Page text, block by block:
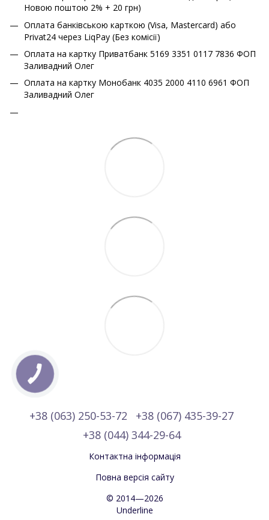
Новою поштою 2% + 20 грн)
Оплата банківською карткою (Visa, Mastercard) або
Privat24 через LiqPay (Без комісії)
Оплата на картку Приватбанк 5169 3351 0117 7836 ФОП
Заливадний Олег
Оплата на картку Монобанк 4035 2000 4110 6961 ФОП
Заливадний Олег
+38 (063) 250-53-72
+38 (067) 435-39-27
+38 (044) 344-29-64
Контактна інформація
Повна версія сайту
© 2014—2026
Underline